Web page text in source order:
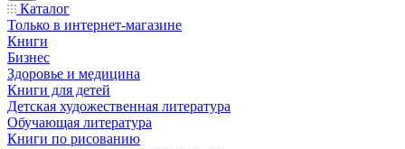
Каталог
Только в интернет-магазине
Книги
Бизнес
Здоровье и медицина
Книги для детей
Детская художественная литература
Обучающая литература
Книги по рисованию